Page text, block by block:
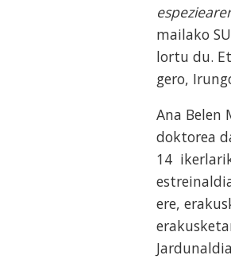
mailako
lortu du.
gero,
Ana Belen
doktorea
14
ere,